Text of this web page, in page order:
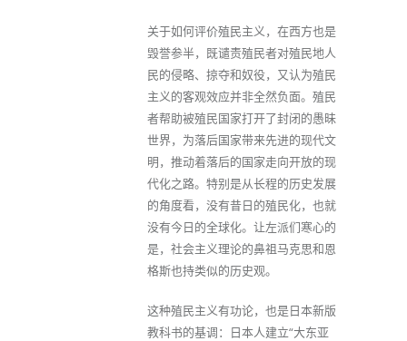
关于如何评价殖民主义，在西方也是
毁誉参半，既谴责殖民者对殖民地人
民的侵略、掠夺和奴役，又认为殖民
主义的客观效应并非全然负面。殖民
者帮助被殖民国家打开了封闭的愚昧
世界，为落后国家带来先进的现代文
明，推动着落后的国家走向开放的现
代化之路。特别是从长程的历史发展
的角度看，没有昔日的殖民化，也就
没有今日的全球化。让左派们寒心的
是，社会主义理论的鼻祖马克思和恩
格斯也持类似的历史观。
这种殖民主义有功论，也是日本新版
教科书的基调：日本人建立“大东亚